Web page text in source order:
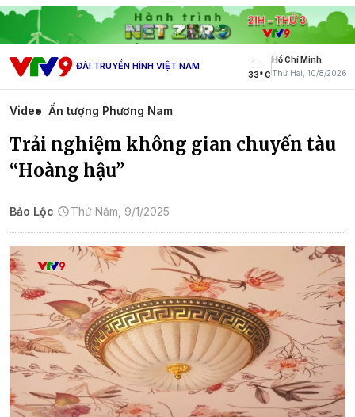
ĐÀI TRUYỀN HÌNH VIỆT NAM
33° C
Hồ Chí Minh
Thứ Hai, 10/8/2026
Video Ấn tượng Phương Nam
Trải nghiệm không gian chuyến tàu
“Hoàng hậu”
Bảo Lộc Thứ Năm, 9/1/2025